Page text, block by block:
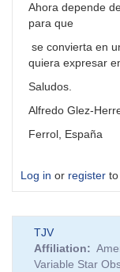
Ahora depende
para que
se convierta en
quiera expresar
Saludos.
Alfredo Glez-
Ferrol, España
Log in or register
TJV
Affiliation
Variable Star